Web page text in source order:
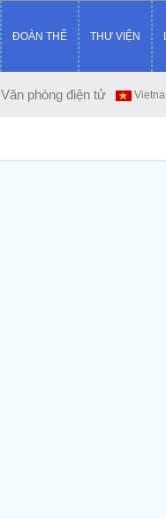
ĐOÀN THỂ THƯ VIỆN
Văn phòng điện tử